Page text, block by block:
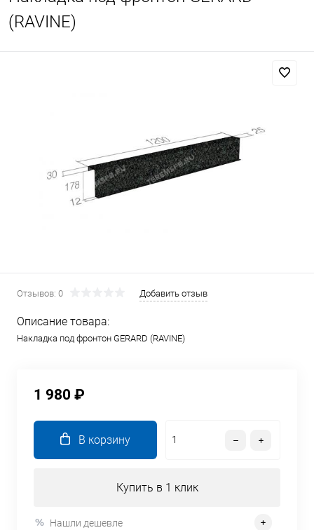
(RAVINE)
Отзывов: 0 Добавить отзыв
Описание товара:
Накладка под фронтон GERARD (RAVINE)
1 980 ₽
В корзину
Купить в 1 клик
Нашли дешевле